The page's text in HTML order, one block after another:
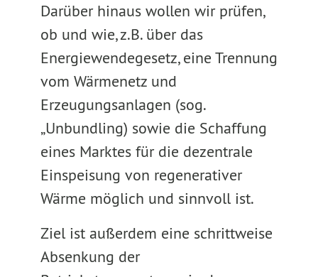
Darüber hinaus wollen wir prüfen,
ob und wie, z.B. über das
Energiewendegesetz, eine Trennung
vom Wärmenetz und
Erzeugungsanlagen (sog.
„Unbundling) sowie die Schaffung
eines Marktes für die dezentrale
Einspeisung von regenerativer
Wärme möglich und sinnvoll ist.
Ziel ist außerdem eine schrittweise
Absenkung der